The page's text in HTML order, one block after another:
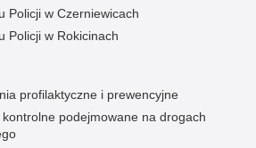
Policji w Czerniewicach
Policji w Rokicinach
profilaktyczne i prewencyjne
kontrolne podejmowane na drogach